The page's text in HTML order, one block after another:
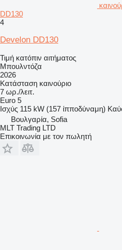
DD130
4
Develon DD130
Τιμή κατόπιν αιτήματος
Μπουλντόζα
2026
Κατάσταση καινούριο
7 ωρ./λειτ.
Euro 5
Ισχύς 115 kW (157 ίπποδύναμη)
Βουλγαρία, Sofia
MLT Trading LTD
Επικοινωνία με τον πωλητή